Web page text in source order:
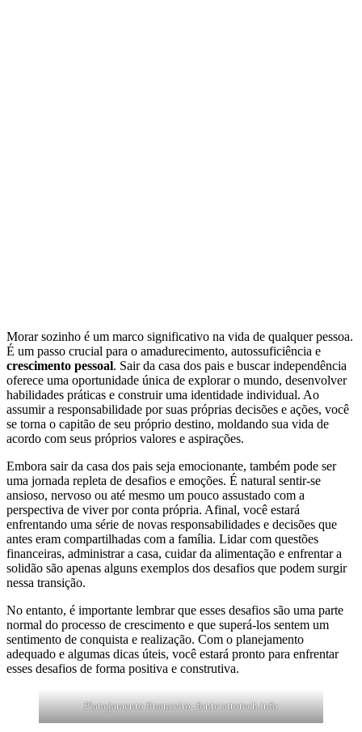
Morar sozinho é um marco significativo na vida de qualquer pessoa.
É um passo crucial para o amadurecimento, autossuficiência e
crescimento pessoal. Sair da casa dos pais e buscar independência
oferece uma oportunidade única de explorar o mundo, desenvolver
habilidades práticas e construir uma identidade individual. Ao
assumir a responsabilidade por suas próprias decisões e ações, você
se torna o capitão de seu próprio destino, moldando sua vida de
acordo com seus próprios valores e aspirações.
Embora sair da casa dos pais seja emocionante, também pode ser
uma jornada repleta de desafios e emoções. É natural sentir-se
ansioso, nervoso ou até mesmo um pouco assustado com a
perspectiva de viver por conta própria. Afinal, você estará
enfrentando uma série de novas responsabilidades e decisões que
antes eram compartilhadas com a família. Lidar com questões
financeiras, administrar a casa, cuidar da alimentação e enfrentar a
solidão são apenas alguns exemplos dos desafios que podem surgir
nessa transição.
No entanto, é importante lembrar que esses desafios são uma parte
normal do processo de crescimento e que superá-los sentem um
sentimento de conquista e realização. Com o planejamento
adequado e algumas dicas úteis, você estará pronto para enfrentar
esses desafios de forma positiva e construtiva.
Planejamento financeiro- fonte:attotech.info